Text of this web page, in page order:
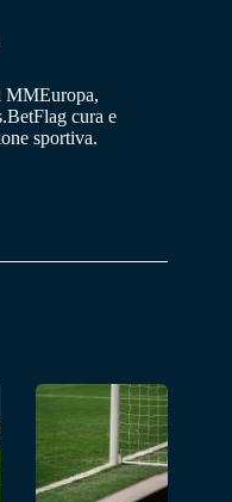
MMEuropa,
cura e
sportiva.